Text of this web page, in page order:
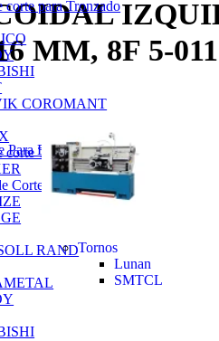
corte para Tronzado
COROMANT
corte Triangular
Corte Para Fresado
RANDTornos
Lunan
SMTCL
MM, 8F 5-
Para Fresado, Toolmex